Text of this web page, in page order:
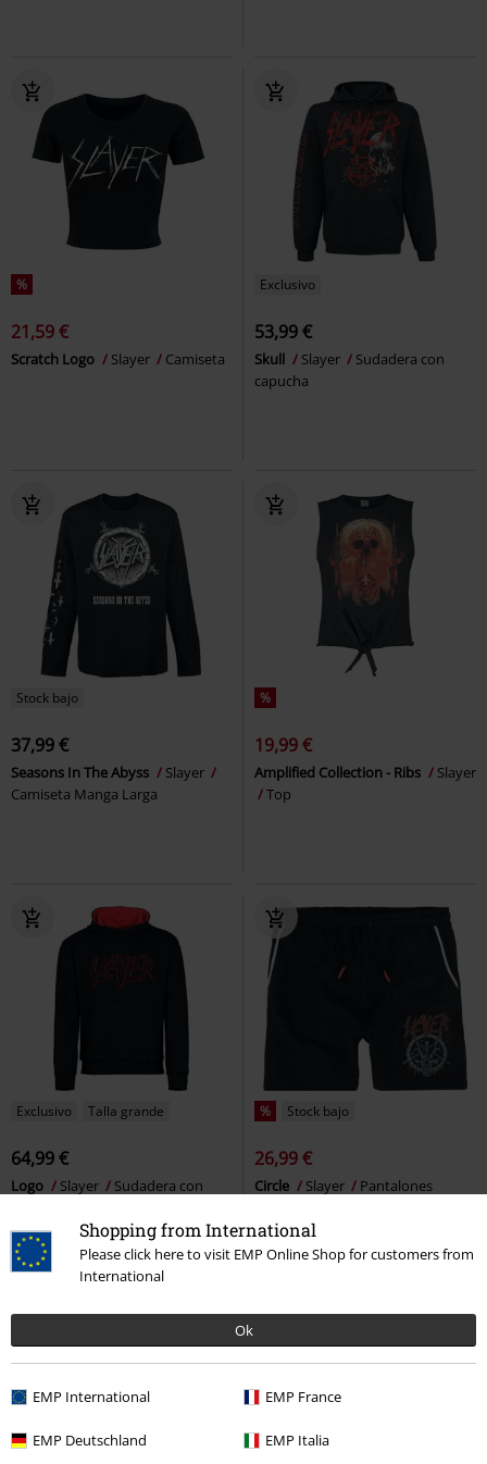
Shopping from International
Please click here to visit EMP Online Shop for customers from
International
Ok
EMP International EMP France
EMP Deutschland EMP Italia
%
21,59 €
Scratch Logo Slayer Camiseta
Exclusivo
53,99 €
Skull Slayer
Sudadera con
capucha
Stock bajo
37,99 €
Seasons In The Abyss
Slayer
Camiseta Manga Larga
%
19,99 €
Amplified Collection - Ribs
Slayer
Top
Exclusivo Talla grande
64,99 €
Logo Slayer
Sudadera con
% Stock bajo
26,99 €
Circle Slayer
Pantalones